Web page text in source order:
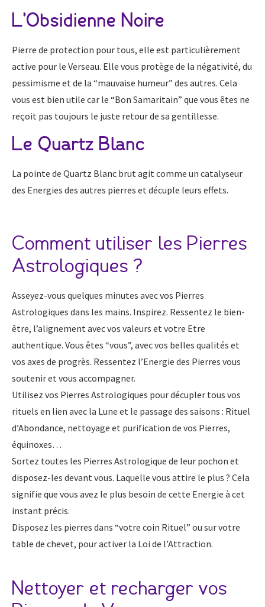
L’Obsidienne Noire
Pierre de protection pour tous, elle est particulièrement
active pour le Verseau. Elle vous protège de la négativité, du
pessimisme et de la “mauvaise humeur” des autres. Cela
vous est bien utile car le “Bon Samaritain” que vous êtes ne
reçoit pas toujours le juste retour de sa gentillesse.
Le Quartz Blanc
La pointe de Quartz Blanc brut agit comme un catalyseur
des Energies des autres pierres et décuple leurs effets.
Comment utiliser les Pierres
Astrologiques ?
Asseyez-vous quelques minutes avec vos Pierres
Astrologiques dans les mains. Inspirez. Ressentez le bien-
être, l’alignement avec vos valeurs et votre Etre
authentique. Vous êtes “vous”, avec vos belles qualités et
vos axes de progrès. Ressentez l’Energie des Pierres vous
soutenir et vous accompagner.
Utilisez vos Pierres Astrologiques pour décupler tous vos
rituels en lien avec la Lune et le passage des saisons : Rituel
d’Abondance, nettoyage et purification de vos Pierres,
équinoxes…
Sortez toutes les Pierres Astrologique de leur pochon et
disposez-les devant vous. Laquelle vous attire le plus ? Cela
signifie que vous avez le plus besoin de cette Energie à cet
instant précis.
Disposez les pierres dans “votre coin Rituel” ou sur votre
table de chevet, pour activer la Loi de l’Attraction.
Nettoyer et recharger vos